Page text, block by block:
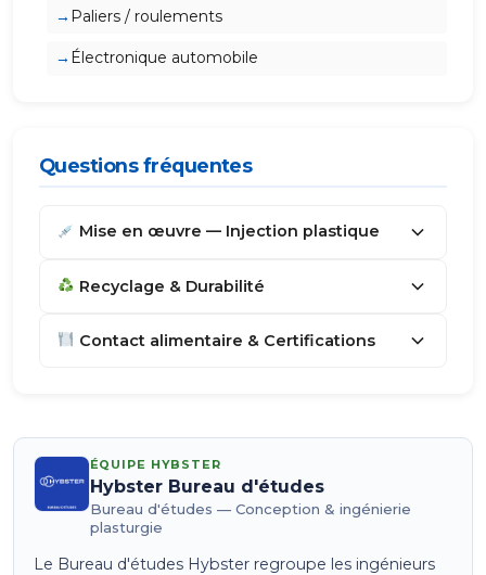
Paliers / roulements
Électronique automobile
Questions fréquentes
Mise en œuvre — Injection plastique
Recyclage & Durabilité
Contact alimentaire & Certifications
ÉQUIPE HYBSTER
Hybster Bureau d'études
Bureau d'études — Conception & ingénierie
plasturgie
Le Bureau d'études Hybster regroupe les ingénieurs